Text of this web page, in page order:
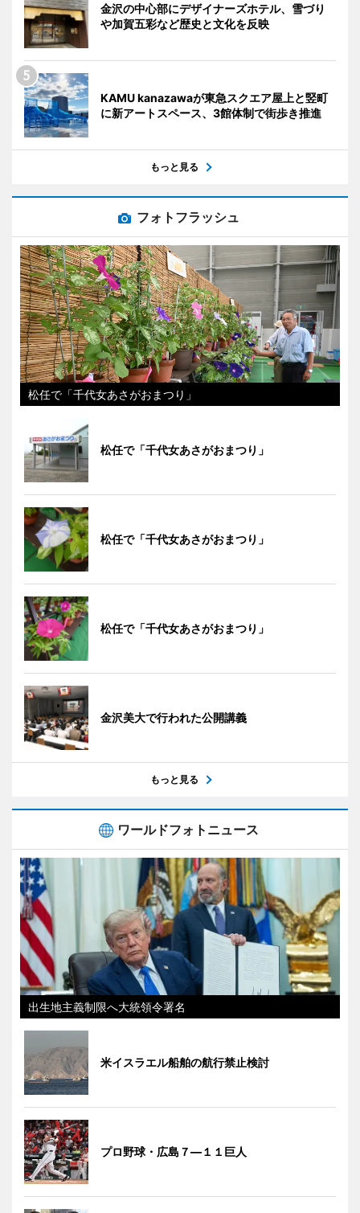
金沢の中心部にデザイナーズホテル、雪づり
や加賀五彩など歴史と文化を反映
KAMU kanazawaが東急スクエア屋上と竪町
に新アートスペース、3館体制で街歩き推進
もっと見る
フォトフラッシュ
松任で「千代女あさがおまつり」
松任で「千代女あさがおまつり」
松任で「千代女あさがおまつり」
松任で「千代女あさがおまつり」
金沢美大で行われた公開講義
もっと見る
ワールドフォトニュース
出生地主義制限へ大統領令署名
米イスラエル船舶の航行禁止検討
プロ野球・広島７―１１巨人